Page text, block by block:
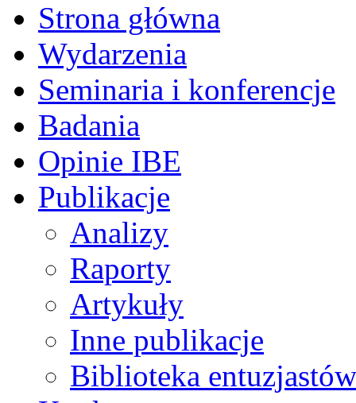
Strona główna
Wydarzenia
Seminaria i konferencje
Badania
Opinie IBE
Publikacje
Analizy
Raporty
Artykuły
Inne publikacje
Biblioteka